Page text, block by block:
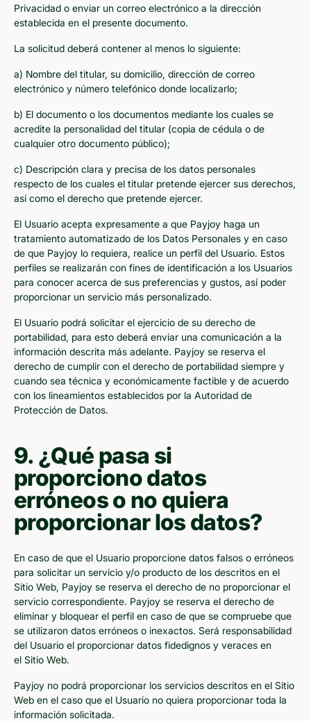
Privacidad o enviar un correo electrónico a la dirección
establecida en el presente documento.
La solicitud deberá contener al menos lo siguiente:
a) Nombre del titular, su domicilio, dirección de correo
electrónico y número telefónico donde localizarlo;
b) El documento o los documentos mediante los cuales se
acredite la personalidad del titular (copia de cédula o de
cualquier otro documento público);
c) Descripción clara y precisa de los datos personales
respecto de los cuales el titular pretende ejercer sus derechos,
así como el derecho que pretende ejercer.
El Usuario acepta expresamente a que Payjoy haga un
tratamiento automatizado de los Datos Personales y en caso
de que Payjoy lo requiera, realice un perfil del Usuario. Estos
perfiles se realizarán con fines de identificación a los Usuarios
para conocer acerca de sus preferencias y gustos, así poder
proporcionar un servicio más personalizado.
El Usuario podrá solicitar el ejercicio de su derecho de
portabilidad, para esto deberá enviar una comunicación a la
información descrita más adelante. Payjoy se reserva el
derecho de cumplir con el derecho de portabilidad siempre y
cuando sea técnica y económicamente factible y de acuerdo
con los lineamientos establecidos por la Autoridad de
Protección de Datos.
9. ¿Qué pasa si
proporciono datos
erróneos o no quiera
proporcionar los datos?
En caso de que el Usuario proporcione datos falsos o erróneos
para solicitar un servicio y/o producto de los descritos en el
Sitio Web, Payjoy se reserva el derecho de no proporcionar el
servicio correspondiente. Payjoy se reserva el derecho de
eliminar y bloquear el perfil en caso de que se compruebe que
se utilizaron datos erróneos o inexactos. Será responsabilidad
del Usuario el proporcionar datos fidedignos y veraces en
el Sitio Web.
Payjoy no podrá proporcionar los servicios descritos en el Sitio
Web en el caso que el Usuario no quiera proporcionar toda la
información solicitada.